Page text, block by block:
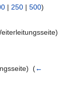
| 250 | 500)
(←